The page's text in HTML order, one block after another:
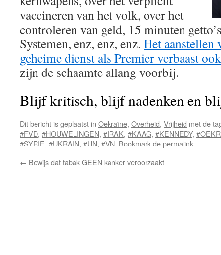
vaccineren van het volk, over het
controleren van geld, 15 minuten
Systemen, enz, enz, enz. Het aanstellen
geheime dienst als Premier verbaast
zijn de schaamte allang voorbij.
Blijf kritisch, blijf nadenken en
Dit bericht is geplaatst in Oekraïne, Overheid, Vrijheid met de
#FVD, #HOUWELINGEN, #IRAK, #KAAG, #KENNEDY,
#SYRIE, #UKRAIN, #UN, #VN. Bookmark depermalink.
← Bewijs dat tabak GEEN kanker veroorzaakt